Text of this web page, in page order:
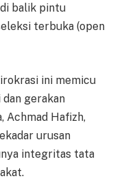
balik pintu
terbuka (open
ini memicu
gerakan
Achmad Hafizh,
urusan
integritas tata